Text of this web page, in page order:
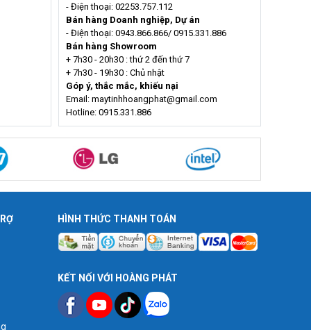
- Điện thoại: 02253.757.112
Bán hàng Doanh nghiệp, Dự án
- Điện thoại: 0943.866.866/ 0915.331.886
Bán hàng Showroom
+ 7h30 - 20h30 : thứ 2 đến thứ 7
+ 7h30 - 19h30 : Chủ nhật
Góp ý, thắc mắc, khiếu nại
Email: maytinhhoangphat@gmail.com
Hotline: 0915.331.886
HÌNH THỨC THANH TOÁN
KẾT NỐI VỚI HOÀNG PHÁT